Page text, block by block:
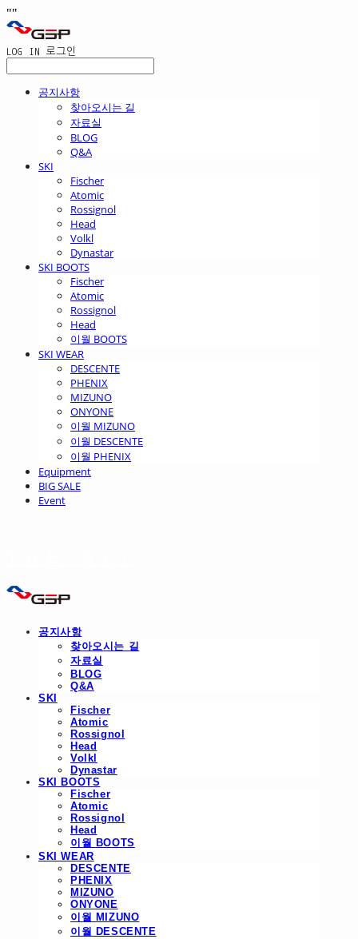
""
LOG IN 로그인
공지사항
찾아오시는 길
자료실
BLOG
Q&A
SKI
Fischer
Atomic
Rossignol
Head
Volkl
Dynastar
SKI BOOTS
Fischer
Atomic
Rossignol
Head
이월 BOOTS
SKI WEAR
DESCENTE
PHENIX
MIZUNO
ONYONE
이월 MIZUNO
이월 DESCENTE
이월 PHENIX
Equipment
BIG SALE
Event
공지사항
찾아오시는 길
자료실
BLOG
Q&A
SKI
Fischer
Atomic
Rossignol
Head
Volkl
Dynastar
SKI BOOTS
Fischer
Atomic
Rossignol
Head
이월 BOOTS
SKI WEAR
DESCENTE
PHENIX
MIZUNO
ONYONE
이월 MIZUNO
이월 DESCENTE